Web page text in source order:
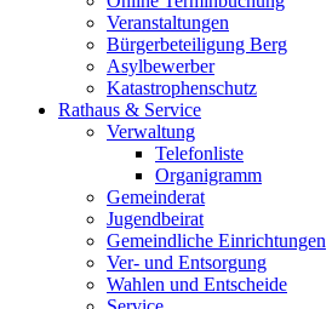
Veranstaltungen
Bürgerbeteiligung Berg
Asylbewerber
Katastrophenschutz
Rathaus & Service
Verwaltung
Telefonliste
Organigramm
Gemeinderat
Jugendbeirat
Gemeindliche Einrichtungen
Ver- und Entsorgung
Wahlen und Entscheide